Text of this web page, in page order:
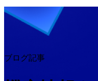
ブログ記事